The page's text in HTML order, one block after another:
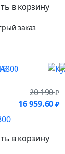
в корзину
заказ
20 190₽
16 959.60 ₽
в корзину